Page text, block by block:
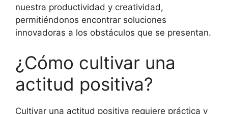
nuestra productividad y creatividad,
permitiéndonos encontrar soluciones
innovadoras a los obstáculos que se presentan.
¿Cómo cultivar una
actitud positiva?
Cultivar una actitud positiva requiere práctica y